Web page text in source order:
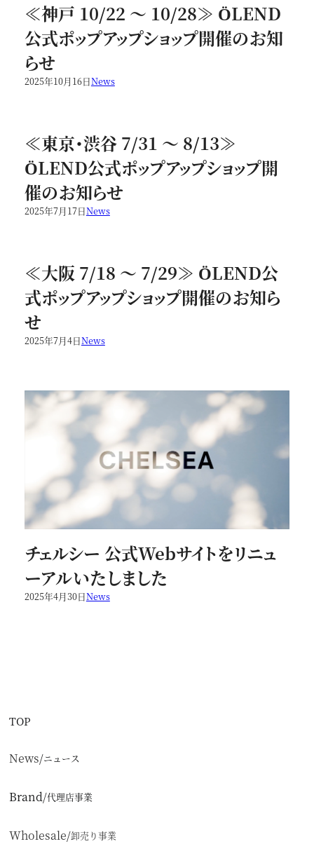
≪神戸 10/22 ～ 10/28≫ ÖLEND
公式ポップアップショップ開催のお知
らせ
2025年10月16日News
≪東京・渋谷 7/31 ～ 8/13≫
ÖLEND公式ポップアップショップ開
催のお知らせ
2025年7月17日News
≪大阪 7/18 ～ 7/29≫ ÖLEND公
式ポップアップショップ開催のお知ら
せ
2025年7月4日News
チェルシー 公式Webサイトをリニュ
ーアルいたしました
2025年4月30日News
TOP
News/ニュース
Brand/代理店事業
Wholesale/卸売り事業